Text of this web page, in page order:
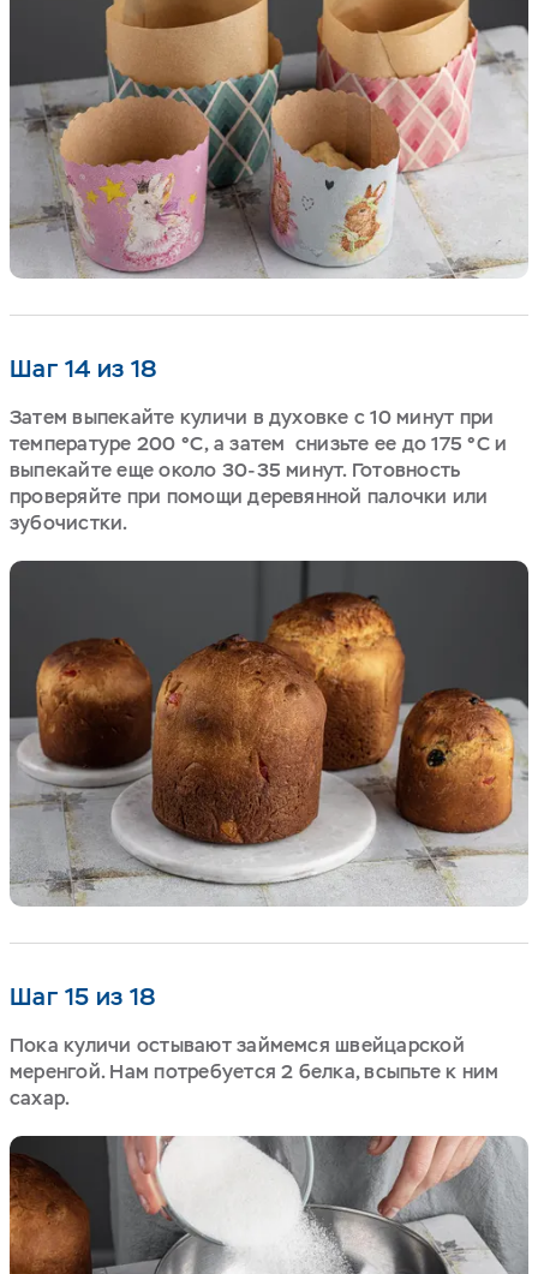
Шаг 14 из 18
Затем выпекайте куличи в духовке с 10 минут при
температуре 200 °C, а затем снизьте ее до 175°Cи
выпекайте еще около 30-35 минут. Готовность
проверяйте при помощи деревянной палочки или
зубочистки.
Шаг 15 из 18
Пока куличи остывают займемся швейцарской
меренгой. Нам потребуется 2 белка, всыпьте к ним
сахар.